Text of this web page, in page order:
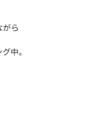
ら
中。